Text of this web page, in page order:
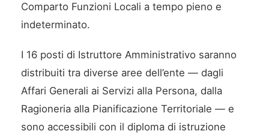
Comparto Funzioni Locali a tempo pieno e
indeterminato.
I 16 posti di Istruttore Amministrativo saranno
distribuiti tra diverse aree dell’ente — dagli
Affari Generali ai Servizi alla Persona, dalla
Ragioneria alla Pianificazione Territoriale — e
sono accessibili con il diploma di istruzione